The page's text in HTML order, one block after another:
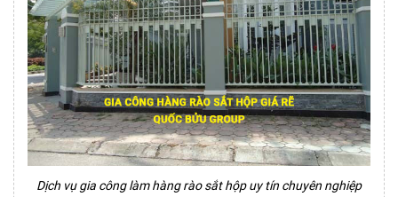
Dịch vụ gia công làm hàng rào sắt hộp uy tín chuyên nghiệp